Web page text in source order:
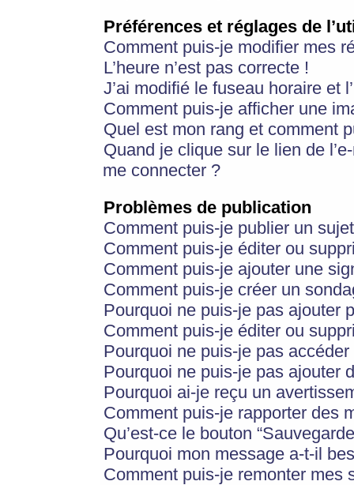
Préférences et réglages de
Comment puis-je modifier mes
L’heure n’est pas correcte !
J’ai modifié le fuseau horaire et
Comment puis-je afficher une
Quel est mon rang et comment
Quand je clique sur le lien de
me connecter ?
Problèmes de publication
Comment puis-je publier un
Comment puis-je éditer ou
Comment puis-je ajouter une
Comment puis-je créer un
Pourquoi ne puis-je pas ajouter
Comment puis-je éditer ou
Pourquoi ne puis-je pas
Pourquoi ne puis-je pas ajouter
Pourquoi ai-je reçu un
Comment puis-je rapporter des
Qu’est-ce le bouton
Pourquoi mon message a-t-il
Comment puis-je remonter mes